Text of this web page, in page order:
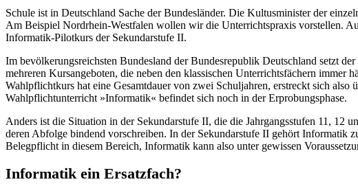
Schule ist in Deutschland Sache der Bundesländer. Die Kultusminister der
Am Beispiel Nordrhein-Westfalen wollen wir die Unterrichtspraxis vorstellen.
Informatik-Pilotkurs der Sekundarstufe II.
Im bevölkerungsreichsten Bundesland der Bundesrepublik Deutschland setzt
mehreren Kursangeboten, die neben den klassischen Unterrichtsfächern immer
Wahlpflichtkurs hat eine Gesamtdauer von zwei Schuljahren, erstreckt sich also
Wahlpflichtunterricht »Informatik« befindet sich noch in der Erprobungsphase.
Anders ist die Situation in der Sekundarstufe II, die die Jahrgangsstufen 11, 12
deren Abfolge bindend vorschreiben. In der Sekundarstufe II gehört Informatik
Belegpflicht in diesem Bereich, Informatik kann also unter gewissen
Informatik ein Ersatzfach?